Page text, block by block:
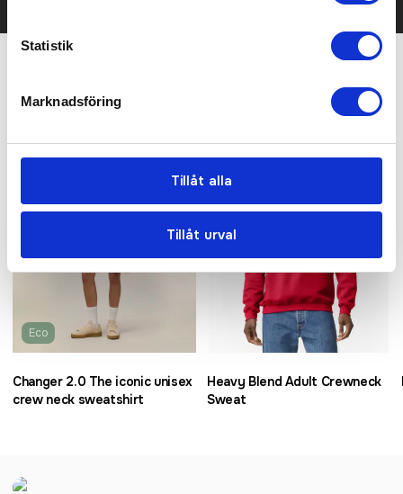
Statistik
Marknadsföring
Tillåt alla
Tillåt urval
Recommended
Eco
Changer 2.0 The iconic unisex
crew neck sweatshirt
Bra pris
Heavy Blend Adult Crewneck
Sweat